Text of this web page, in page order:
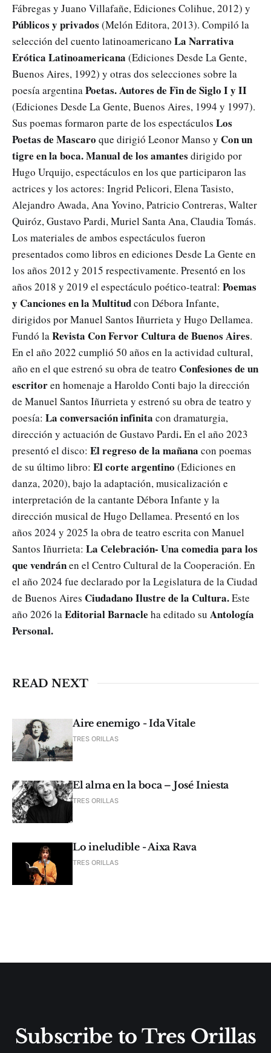
Fábregas y Juano Villafañe, Ediciones Colihue, 2012) y
Públicos y privados (Melón Editora, 2013). Compiló la
selección del cuento latinoamericano La Narrativa
Erótica Latinoamericana (Ediciones Desde La Gente,
Buenos Aires, 1992) y otras dos selecciones sobre la
poesía argentina Poetas. Autores de Fin de Siglo I y II
(Ediciones Desde La Gente, Buenos Aires, 1994 y 1997).
Sus poemas formaron parte de los espectáculos Los
Poetas de Mascaro que dirigió Leonor Manso y Con un
tigre en la boca. Manual de los amantes dirigido por
Hugo Urquijo, espectáculos en los que participaron las
actrices y los actores: Ingrid Pelicori, Elena Tasisto,
Alejandro Awada, Ana Yovino, Patricio Contreras, Walter
Quiróz, Gustavo Pardi, Muriel Santa Ana, Claudia Tomás.
Los materiales de ambos espectáculos fueron
presentados como libros en ediciones Desde La Gente en
los años 2012 y 2015 respectivamente. Presentó en los
años 2018 y 2019 el espectáculo poético-teatral: Poemas
y Canciones en la Multitudcon Débora Infante,
dirigidos por Manuel Santos Iñurrieta y Hugo Dellamea.
Fundó la Revista Con Fervor Cultura de Buenos Aires.
En el año 2022 cumplió 50 años en la actividad cultural,
año en el que estrenó su obra de teatro Confesiones de un
escritoren homenaje a Haroldo Conti bajo la dirección
de Manuel Santos Iñurrieta y estrenó su obra de teatro y
poesía: La conversación infinita con dramaturgia,
dirección y actuación de Gustavo Pardi.En el año 2023
presentó el disco: El regreso de la mañana con poemas
de su último libro: El corte argentino (Ediciones en
danza, 2020), bajo la adaptación, musicalización e
interpretación de la cantante Débora Infante y la
dirección musical de Hugo Dellamea. Presentó en los
años 2024 y 2025 la obra de teatro escrita con Manuel
Santos Iñurrieta: La Celebración- Una comedia para los
que vendránen el Centro Cultural de la Cooperación. En
el año 2024 fue declarado por la Legislatura de la Ciudad
de Buenos Aires Ciudadano Ilustre de la Cultura.Este
año 2026 la Editorial Barnacle ha editado su Antología
Personal.
READ NEXT
Aire enemigo - Ida Vitale
TRES ORILLAS
El alma en la boca – José Iniesta
TRES ORILLAS
Lo ineludible - Aixa Rava
TRES ORILLAS
Subscribe to Tres Orillas